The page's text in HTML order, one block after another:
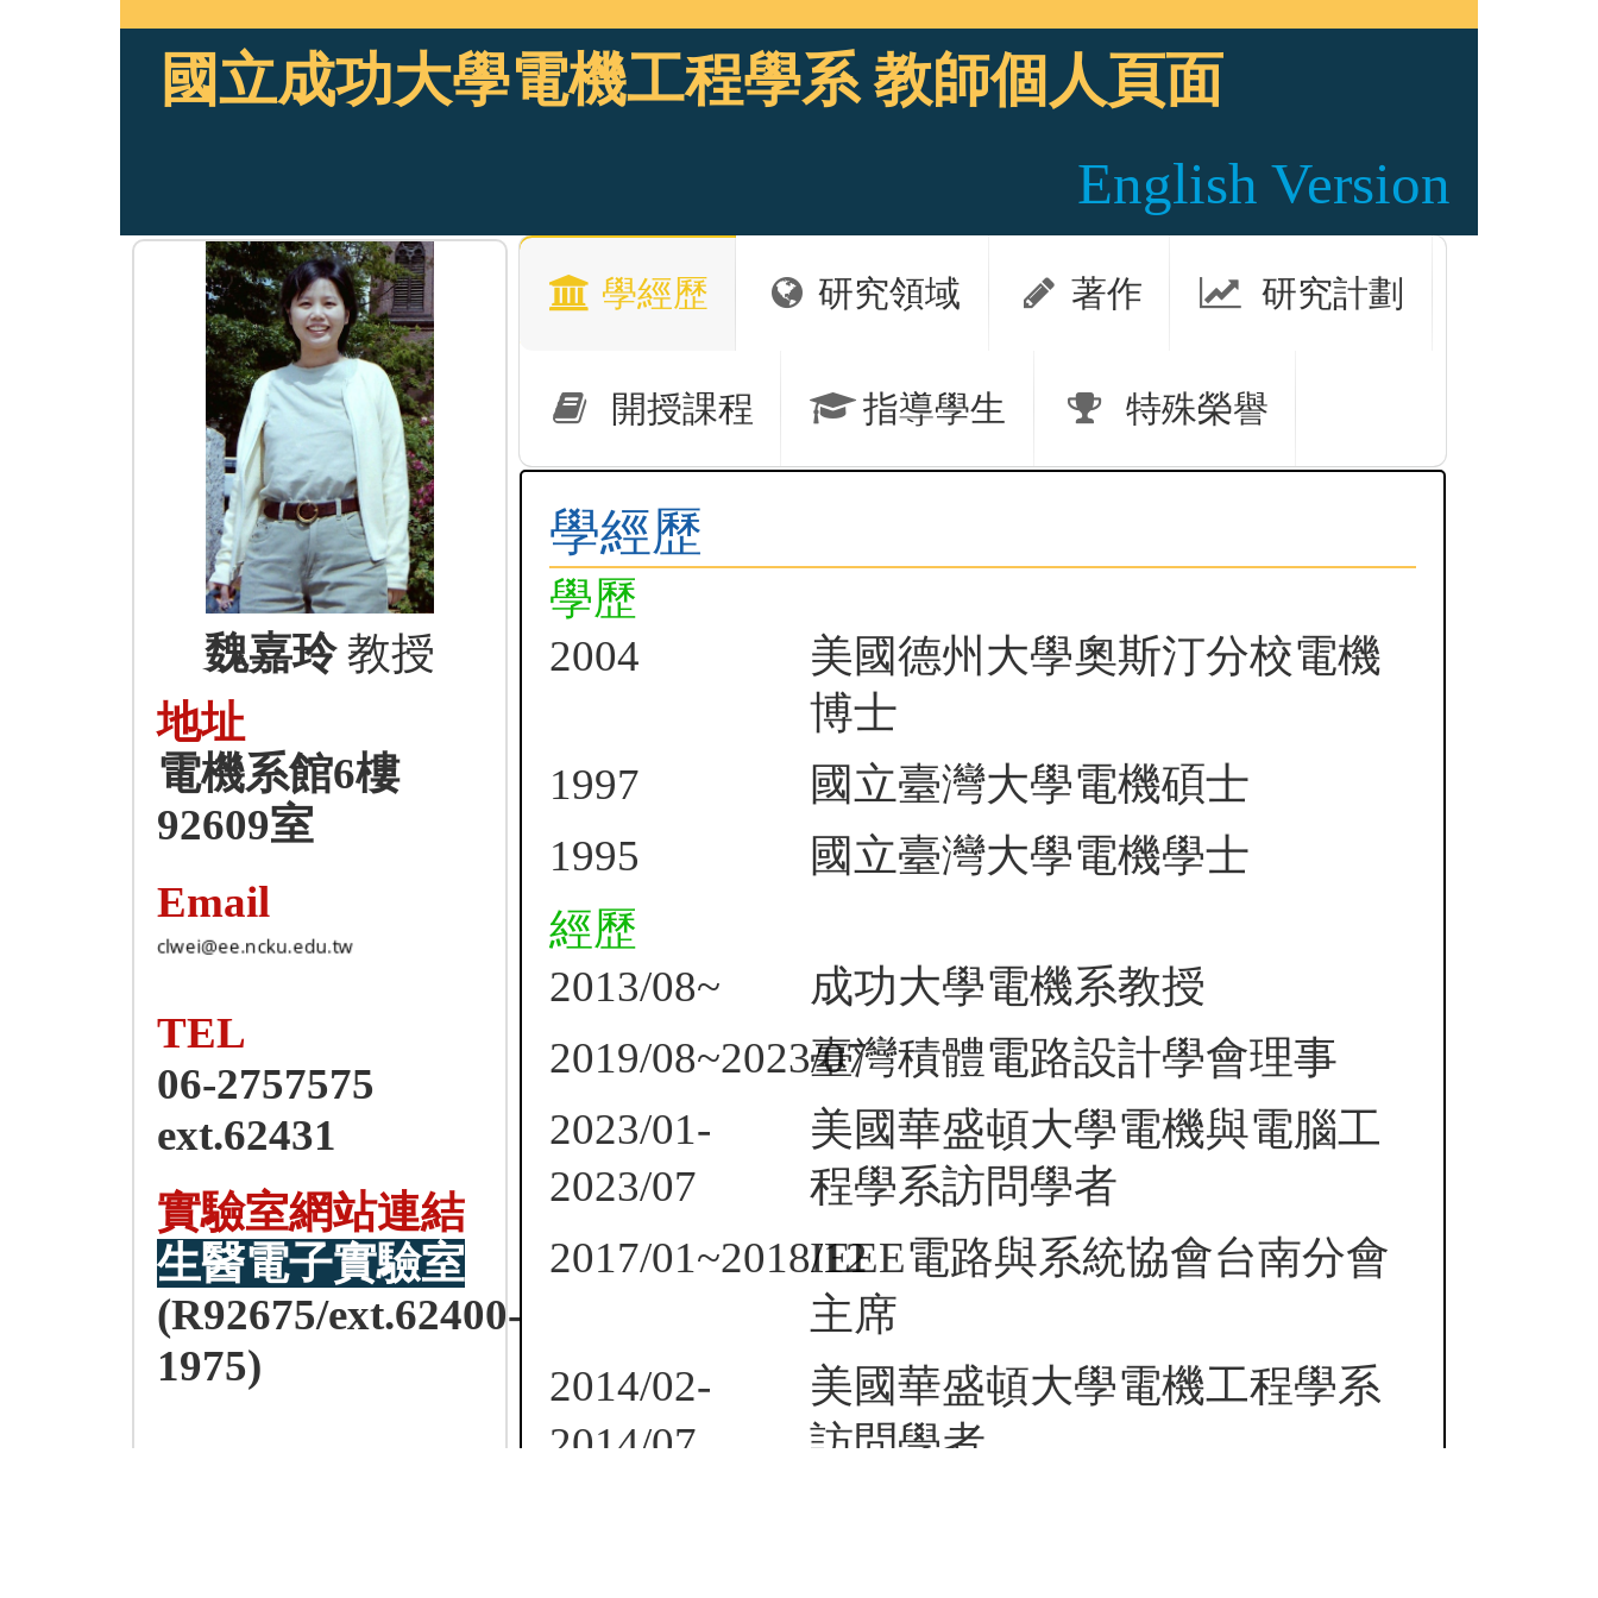
國立成功大學電機工程學系 教師個人頁面
English Version
魏嘉玲教授
地址
電機系館6樓
92609室
Email
TEL
06-2757575
ext.62431
實驗室網站連結
生醫電子實驗室
(R92675/ext.62400-
1975)
學經歷 研究領域 著作 研究計劃
開授課程 指導學生 特殊榮譽
學經歷
學歷
2004
美國德州大學奧斯汀分校電機
博士
1997
國立臺灣大學電機碩士
1995
國立臺灣大學電機學士
經歷
2013/08~
成功大學電機系教授
2019/08~2023/07臺灣積體電路設計學會理事
2023/01-
2023/07
美國華盛頓大學電機與電腦工
程學系訪問學者
2017/01~2018/12IEEE電路與系統協會台南分會
主席
2014/02-
2014/07
美國華盛頓大學電機工程學系
訪問學者